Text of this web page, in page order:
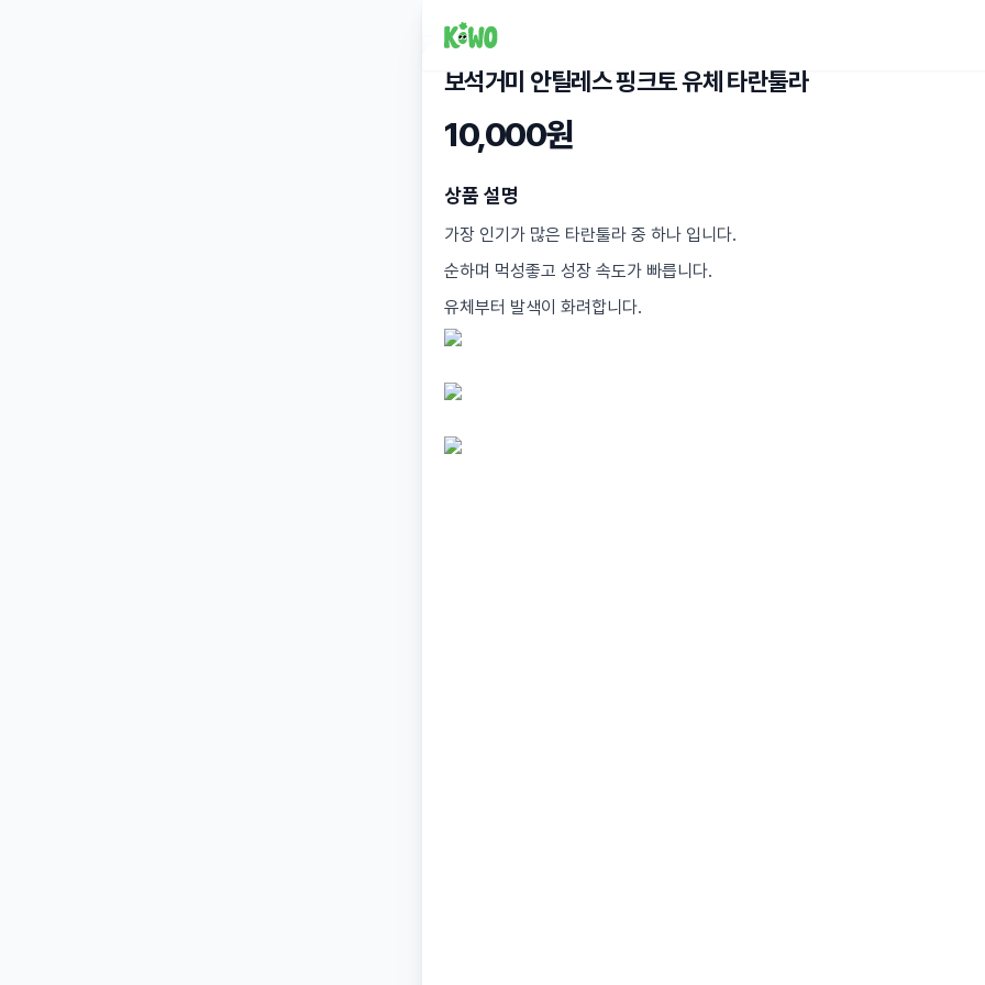
보석거미 안틸레스 핑크토 유체 타란툴라
10,000원
상품 설명
가장 인기가 많은 타란툴라 중 하나 입니다.
순하며 먹성좋고 성장 속도가 빠릅니다.
유체부터 발색이 화려합니다.